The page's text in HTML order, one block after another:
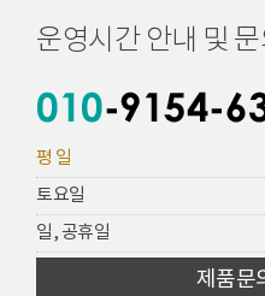
운영시간 안내 및 문
평 일
토요일
일, 공휴일
제품문